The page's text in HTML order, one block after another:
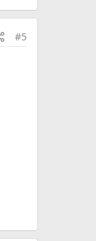
#5